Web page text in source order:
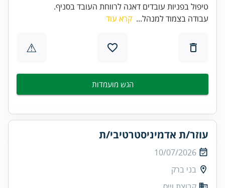
טיפול בפניות עובדים דאגה לרווחת העובד בסניף.
עבודה בצמוד למנהל... קרא עוד
⚠
הגש מועמדות
עוזר/ת אדמיניסטרטיבי/ת
10/07/2026
בני ברק